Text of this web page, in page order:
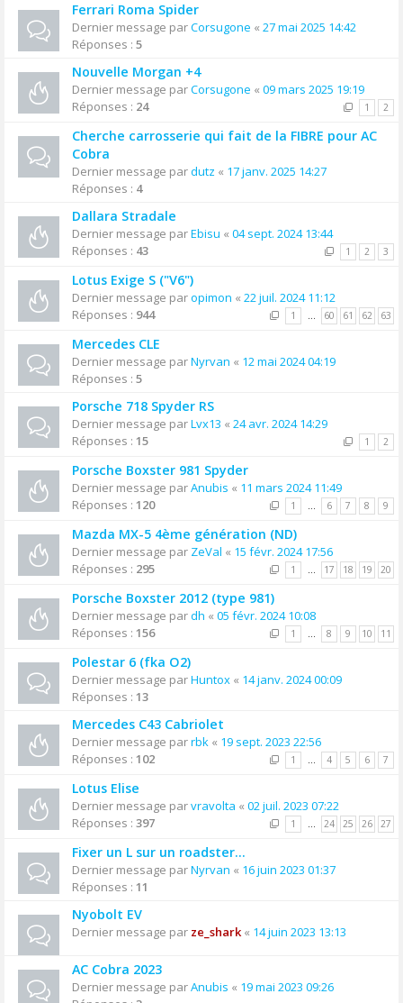
Ferrari Roma Spider
Dernier message parCorsugone « 27 mai 2025 14:42
Réponses : 5
Nouvelle Morgan +4
Dernier message parCorsugone « 09 mars 2025 19:19
Réponses : 24 1 2
Cherche carrosserie qui fait de la FIBRE pour AC
Cobra
Dernier message pardutz « 17 janv. 2025 14:27
Réponses : 4
Dallara Stradale
Dernier message parEbisu « 04 sept. 2024 13:44
Réponses : 43 1 2 3
Lotus Exige S ("V6")
Dernier message paropimon « 22 juil. 2024 11:12
Réponses : 944 1 … 60 61 62 63
Mercedes CLE
Dernier message parNyrvan « 12 mai 2024 04:19
Réponses : 5
Porsche 718 Spyder RS
Dernier message parLvx13 « 24 avr. 2024 14:29
Réponses : 15 1 2
Porsche Boxster 981 Spyder
Dernier message parAnubis « 11 mars 2024 11:49
Réponses : 120 1 … 6 7 8 9
Mazda MX-5 4ème génération (ND)
Dernier message par ZeVal « 15 févr. 2024 17:56
Réponses : 295 1 … 17 18 19 20
Porsche Boxster 2012 (type 981)
Dernier message pardh « 05 févr. 2024 10:08
Réponses : 156 1 … 8 9 10 11
Polestar 6 (fka O2)
Dernier message parHuntox « 14 janv. 2024 00:09
Réponses : 13
Mercedes C43 Cabriolet
Dernier message parrbk « 19 sept. 2023 22:56
Réponses : 102 1 … 4 5 6 7
Lotus Elise
Dernier message parvravolta « 02 juil. 2023 07:22
Réponses : 397 1 … 24 25 26 27
Fixer un L sur un roadster…
Dernier message parNyrvan « 16 juin 2023 01:37
Réponses : 11
Nyobolt EV
Dernier message par ze_shark« 14 juin 2023 13:13
AC Cobra 2023
Dernier message parAnubis « 19 mai 2023 09:26